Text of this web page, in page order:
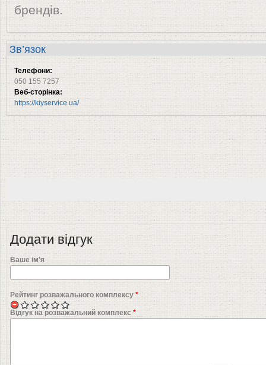
брендів.
Зв’язок
Телефони:
050 155 7257
Веб-сторінка:
https://kiyservice.ua/
Додати відгук
Ваше ім'я
Рейтинг розважального комплексу*
Відгук на розважальний комплекс *